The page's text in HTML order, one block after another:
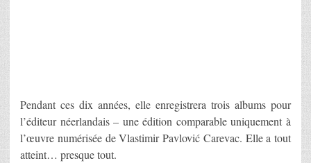
Pendant ces dix années, elle enregistrera trois albums pour
l’éditeur néerlandais – une édition comparable uniquement à
l’œuvre numérisée de Vlastimir Pavlović Carevac. Elle a tout
atteint… presque tout.